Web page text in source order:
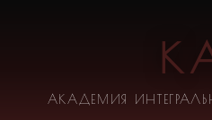
АКАДЕМИЯ